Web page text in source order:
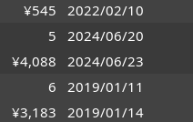
¥545
2022/02/10
5
2024/06/20
¥4,088
2024/06/23
6
2019/01/11
¥3,183
2019/01/14